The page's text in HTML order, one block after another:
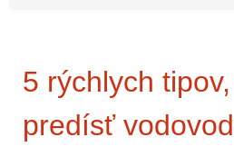
5 rýchlych
predísť